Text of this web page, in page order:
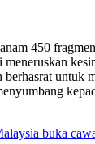
450
untuk
buka